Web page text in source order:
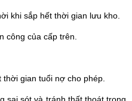
khi sắp hết thời gian lưu kho.
công của cấp trên.
gian tuổi nợ cho phép.